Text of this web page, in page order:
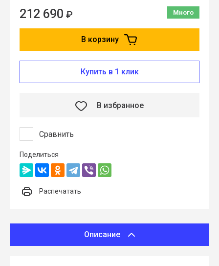
Много
212 690 ₽
В корзину
Купить в 1 клик
Сравнить
В избранное
Поделиться
Распечатать
Описание